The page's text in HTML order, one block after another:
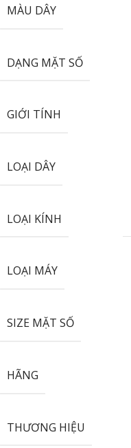
MÀU DÂY
DẠNG MẶT SỐ
GIỚI TÍNH
LOẠI DÂY
LOẠI KÍNH
LOẠI MÁY
SIZE MẶT SỐ
HÃNG
THƯƠNG HIỆU